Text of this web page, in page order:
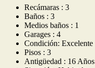
Recámaras : 3
Baños : 3
Medios baños : 1
Garages : 4
Condición: Excelente
Pisos : 3
Antigüedad : 16 Años